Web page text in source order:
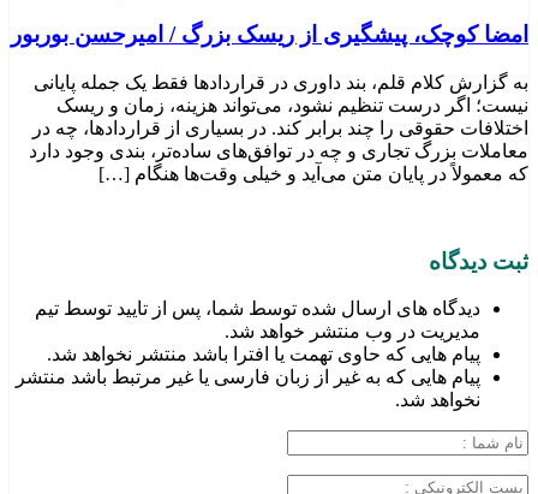
امضا کوچک، پیشگیری از ریسک بزرگ / امیرحسن بوربور
به گزارش کلام قلم، بند داوری در قراردادها فقط یک جمله پایانی
نیست؛ اگر درست تنظیم نشود، می‌تواند هزینه، زمان و ریسک
اختلافات حقوقی را چند برابر کند. در بسیاری از قراردادها، چه در
معاملات بزرگ تجاری و چه در توافق‌های ساده‌تر، بندی وجود دارد
که معمولاً در پایان متن می‌آید و خیلی وقت‌ها هنگام […]
ثبت دیدگاه
دیدگاه های ارسال شده توسط شما، پس از تایید توسط تیم
مدیریت در وب منتشر خواهد شد.
پیام هایی که حاوی تهمت یا افترا باشد منتشر نخواهد شد.
پیام هایی که به غیر از زبان فارسی یا غیر مرتبط باشد منتشر
نخواهد شد.